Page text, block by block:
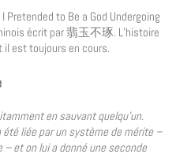
Pretended to Be a God Undergoing
écrit par 翡玉不琢. L’histoire
il est toujours en cours.
en sauvant quelqu’un.
été liée par un système de mérite –
– et on lui a donné une seconde